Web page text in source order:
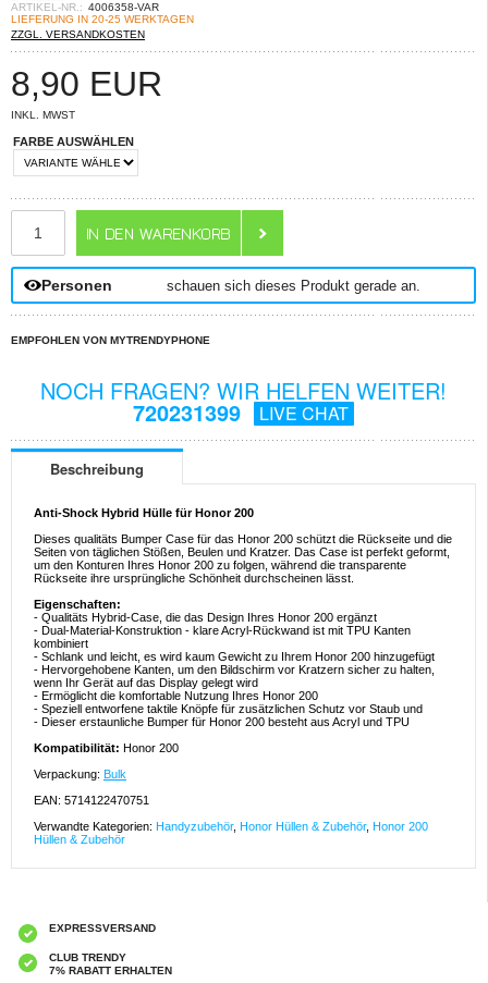
ARTIKEL-NR.: 4006358-VAR
LIEFERUNG IN 20-25 WERKTAGEN
ZZGL. VERSANDKOSTEN
8,90 EUR
INKL. MWST
FARBE AUSWÄHLEN
Personen schauen sich dieses Produkt gerade an.
EMPFOHLEN VON MYTRENDYPHONE
NOCH FRAGEN? WIR HELFEN WEITER!
720231399 LIVE CHAT
Beschreibung
Anti-Shock Hybrid Hülle für Honor 200
Dieses qualitäts Bumper Case für das Honor 200 schützt die Rückseite und die
Seiten von täglichen Stößen, Beulen und Kratzer. Das Case ist perfekt geformt,
um den Konturen Ihres Honor 200 zu folgen, während die transparente
Rückseite ihre ursprüngliche Schönheit durchscheinen lässt.
Eigenschaften:
- Qualitäts Hybrid-Case, die das Design Ihres Honor 200 ergänzt
- Dual-Material-Konstruktion - klare Acryl-Rückwand ist mit TPU Kanten
kombiniert
- Schlank und leicht, es wird kaum Gewicht zu Ihrem Honor 200 hinzugefügt
- Hervorgehobene Kanten, um den Bildschirm vor Kratzern sicher zu halten,
wenn Ihr Gerät auf das Display gelegt wird
- Ermöglicht die komfortable Nutzung Ihres Honor 200
- Speziell entworfene taktile Knöpfe für zusätzlichen Schutz vor Staub und
- Dieser erstaunliche Bumper für Honor 200 besteht aus Acryl und TPU
Kompatibilität: Honor 200
Verpackung: Bulk
EAN: 5714122470751
Verwandte Kategorien: Handyzubehör, Honor Hüllen & Zubehör, Honor 200
Hüllen & Zubehör
EXPRESSVERSAND
CLUB TRENDY
7% RABATT ERHALTEN